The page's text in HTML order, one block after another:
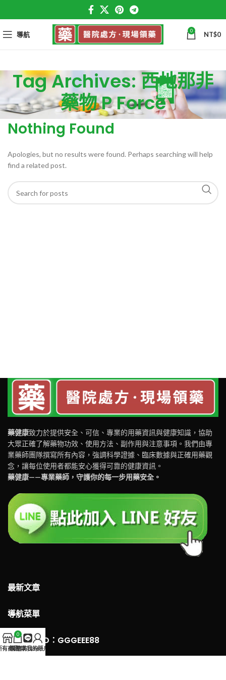
導航 0 NT$0
Tag Archives: 西地那非
藥物 P Force
Nothing Found
Apologies, but no results were found. Perhaps searching will help
find a related post.
藥健康致力於提供安全、可信、專業的用藥資訊與健康知識，協助
大眾正確了解藥物功效、使用方法、副作用與注意事項。我們由專
業藥師團隊撰寫所有內容，強調科學證據、臨床數據與正確用藥觀
念，讓每位使用者都能安心獲得可靠的健康資訊。
藥健康——專業藥師，守護你的每一步用藥安全。
最新文章
導航菜單
LINE 客服ID：GGGEEE88
有商品
0
購物車官方Line
我的賬戶